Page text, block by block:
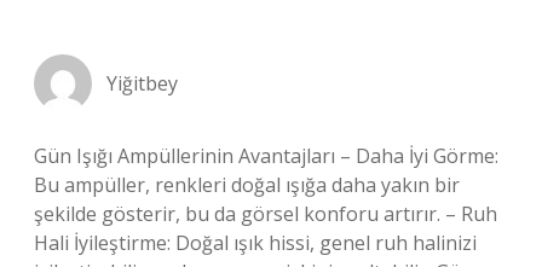
Yiğitbey
Gün Işığı Ampüllerinin Avantajları – Daha İyi Görme:
Bu ampüller, renkleri doğal ışığa daha yakın bir
şekilde gösterir, bu da görsel konforu artırır. – Ruh
Hali İyileştirme: Doğal ışık hissi, genel ruh halinizi